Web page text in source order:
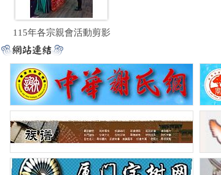
115年各宗親會活動剪影